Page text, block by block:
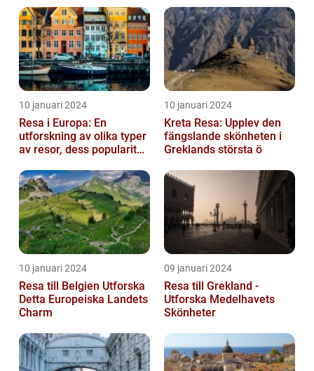
10 januari 2024
Resa i Europa: En
utforskning av olika typer
av resor, dess popularitet
10 januari 2024
Kreta Resa: Upplev den
fängslande skönheten i
Greklands största ö
10 januari 2024
Resa till Belgien Utforska
Detta Europeiska Landets
Charm
09 januari 2024
Resa till Grekland -
Utforska Medelhavets
Skönheter